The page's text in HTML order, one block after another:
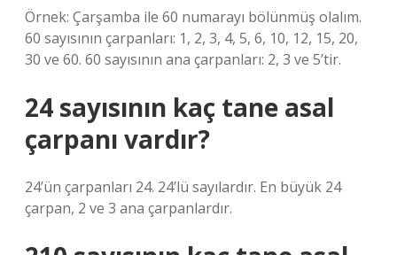
Örnek: Çarşamba ile 60 numarayı bölünmüş olalım.
60 sayısının çarpanları: 1, 2, 3, 4, 5, 6, 10, 12, 15, 20,
30 ve 60. 60 sayısının ana çarpanları: 2, 3 ve 5’tir.
24 sayısının kaç tane asal
çarpanı vardır?
24’ün çarpanları 24. 24’lü sayılardır. En büyük 24
çarpan, 2 ve 3 ana çarpanlardır.